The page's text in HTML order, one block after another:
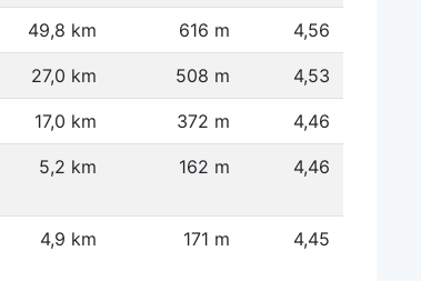
49,8 km 616 m 4,56
27,0 km 508 m 4,53
17,0 km 372 m 4,46
5,2 km 162 m 4,46
4,9 km 171 m 4,45